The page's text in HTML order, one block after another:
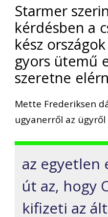
Starmer
kérdésben a
kész
gyors ütemű
szeretne
Mette Frederiksen
ugyanerről az
az egyetlen
út az, hogy
kifizeti az